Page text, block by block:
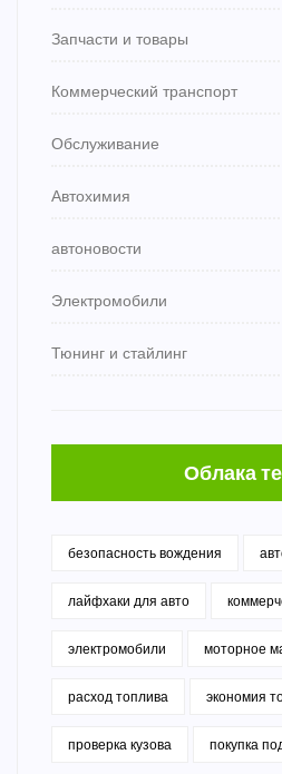
Запчасти и товары
Коммерческий транспорт
Обслуживание
Автохимия
автоновости
Электромобили
Тюнинг и стайлинг
Облака
безопасность вождения
лайфхаки для авто
электромобили моторное
расход топлива экономия
проверка кузова покупка